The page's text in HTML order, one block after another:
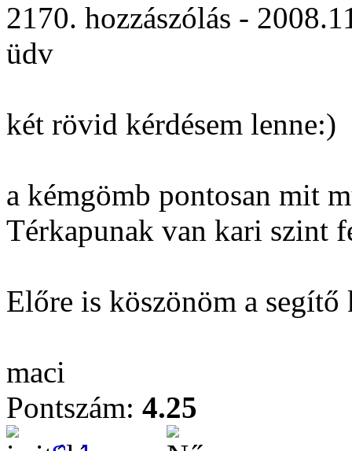
2170. hozzászólás -
üdv
két rövid kérdésem lenne:)
a kémgömb pontosan mit
Térkapunak van kari szint
Előre is köszönöm a segítő
maci
Pontszám: 4.25